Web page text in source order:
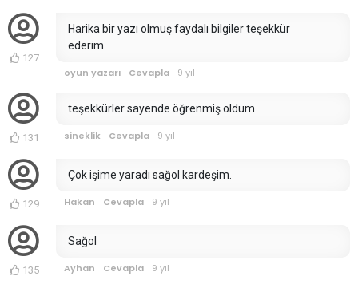
127
Harika bir yazı olmuş faydalı bilgiler teşekkür
ederim.
oyun yazarı Cevapla 9 yıl
131
teşekkürler sayende öğrenmiş oldum
sineklik Cevapla 9 yıl
129
Çok işime yaradı sağol kardeşim.
Hakan Cevapla 9 yıl
135
Sağol
Ayhan Cevapla 9 yıl